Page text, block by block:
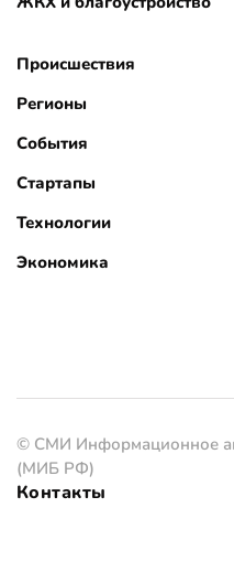
Происшествия
Регионы
События
Стартапы
Технологии
Экономика
© СМИ Информационное
(МИБ РФ)
Контакты